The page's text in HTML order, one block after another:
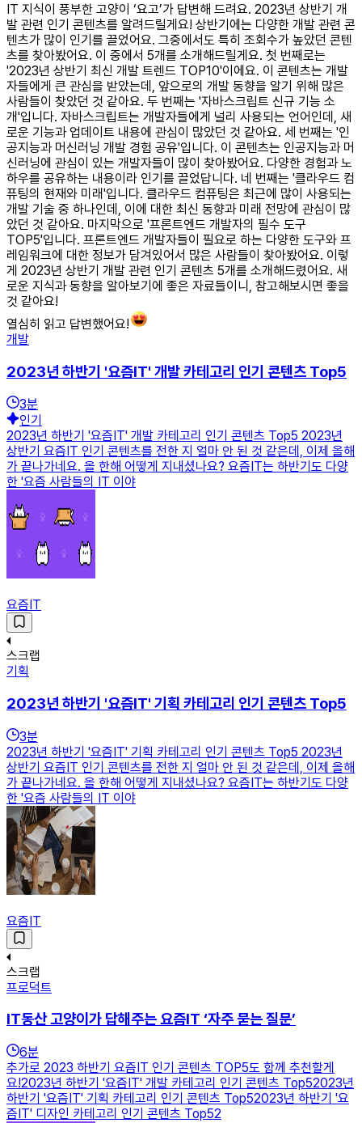
IT 지식이 풍부한 고양이 ‘요고’가 답변해 드려요. 2023년 상반기 개
발 관련 인기 콘텐츠를 알려드릴게요! 상반기에는 다양한 개발 관련 콘
텐츠가 많이 인기를 끌었어요. 그중에서도 특히 조회수가 높았던 콘텐
츠를 찾아봤어요. 이 중에서 5개를 소개해드릴게요. 첫 번째로는
'2023년 상반기 최신 개발 트렌드 TOP10'이에요. 이 콘텐츠는 개발
자들에게 큰 관심을 받았는데, 앞으로의 개발 동향을 알기 위해 많은
사람들이 찾았던 것 같아요. 두 번째는 '자바스크립트 신규 기능 소
개'입니다. 자바스크립트는 개발자들에게 널리 사용되는 언어인데, 새
로운 기능과 업데이트 내용에 관심이 많았던 것 같아요. 세 번째는 '인
공지능과 머신러닝 개발 경험 공유'입니다. 이 콘텐츠는 인공지능과 머
신러닝에 관심이 있는 개발자들이 많이 찾아봤어요. 다양한 경험과 노
하우를 공유하는 내용이라 인기를 끌었답니다. 네 번째는 '클라우드 컴
퓨팅의 현재와 미래'입니다. 클라우드 컴퓨팅은 최근에 많이 사용되는
개발 기술 중 하나인데, 이에 대한 최신 동향과 미래 전망에 관심이 많
았던 것 같아요. 마지막으로 '프론트엔드 개발자의 필수 도구
TOP5'입니다. 프론트엔드 개발자들이 필요로 하는 다양한 도구와 프
레임워크에 대한 정보가 담겨있어서 많은 사람들이 찾아봤어요. 이렇
게 2023년 상반기 개발 관련 인기 콘텐츠 5개를 소개해드렸어요. 새
로운 지식과 동향을 알아보기에 좋은 자료들이니, 참고해보시면 좋을
것 같아요!
열심히 읽고 답변했어요!
개발
2023년 하반기 '요즘IT' 개발 카테고리 인기 콘텐츠 Top5
3분
인기
2023년 하반기 '요즘IT' 개발 카테고리 인기 콘텐츠 Top5 2023년
상반기 요즘IT 인기 콘텐츠를 전한 지 얼마 안 된 것 같은데, 이제 올해
가 끝나가네요. 올 한해 어떻게 지내셨나요? 요즘IT는 하반기도 다양
한 '요즘 사람들의 IT 이야
요즘IT
스크랩
기획
2023년 하반기 '요즘IT' 기획 카테고리 인기 콘텐츠 Top5
3분
2023년 하반기 '요즘IT' 기획 카테고리 인기 콘텐츠 Top5 2023년
상반기 요즘IT 인기 콘텐츠를 전한 지 얼마 안 된 것 같은데, 이제 올해
가 끝나가네요. 올 한해 어떻게 지내셨나요? 요즘IT는 하반기도 다양
한 '요즘 사람들의 IT 이야
요즘IT
스크랩
프로덕트
IT동산 고양이가 답해주는 요즘IT ‘자주 묻는 질문’
6분
추가로 2023 하반기 요즘IT 인기 콘텐츠 TOP5도 함께 추천할게
요!2023년 하반기 '요즘IT' 개발 카테고리 인기 콘텐츠 Top52023년
하반기 '요즘IT' 기획 카테고리 인기 콘텐츠 Top52023년 하반기 '요
즘IT' 디자인 카테고리 인기 콘텐츠 Top52